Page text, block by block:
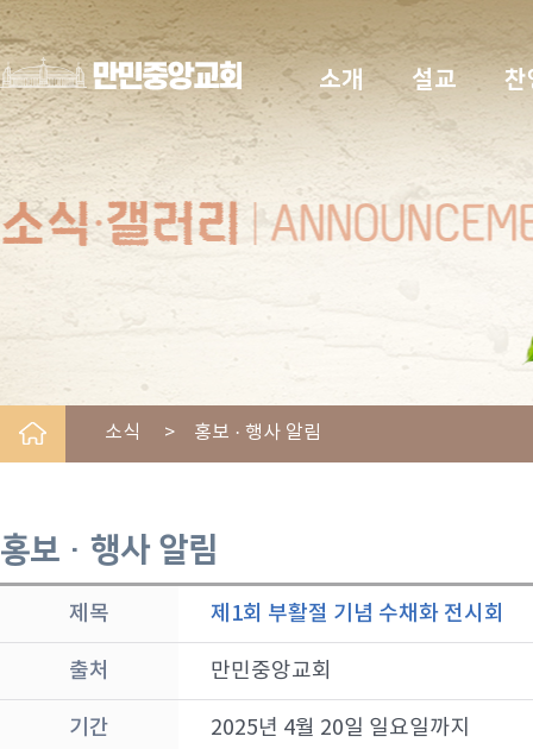
소개 설교 찬
소식 > 홍보 · 행사 알림
홍보 · 행사 알림
제목 제1회 부활절 기념 수채화 전시회
출처 만민중앙교회
기간 2025년 4월 20일 일요일까지